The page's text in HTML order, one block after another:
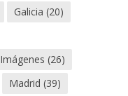
Galicia (20)
Imágenes (26)
Madrid (39)